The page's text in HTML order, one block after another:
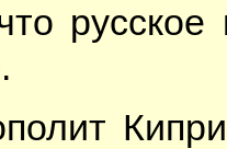
рус­ское